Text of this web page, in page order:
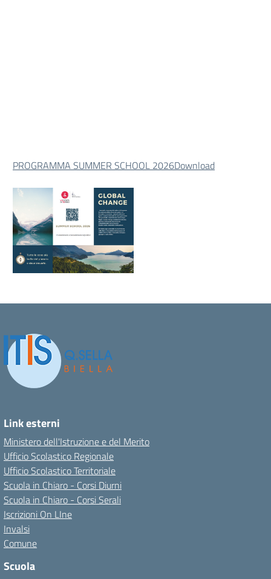
PROGRAMMA SUMMER SCHOOL 2026Download
Link esterni
Ministero dell'Istruzione e del Merito
Ufficio Scolastico Regionale
Ufficio Scolastico Territoriale
Scuola in Chiaro - Corsi Diurni
Scuola in Chiaro - Corsi Serali
Iscrizioni On LIne
Invalsi
Comune
Scuola